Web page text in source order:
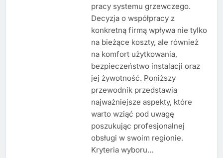
pracy systemu grzewczego.
Decyzja o współpracy z
konkretną firmą wpływa nie tylko
na bieżące koszty, ale również
na komfort użytkowania,
bezpieczeństwo instalacji oraz
jej żywotność. Poniższy
przewodnik przedstawia
najważniejsze aspekty, które
warto wziąć pod uwagę
poszukując profesjonalnej
obsługi w swoim regionie.
Kryteria wyboru…